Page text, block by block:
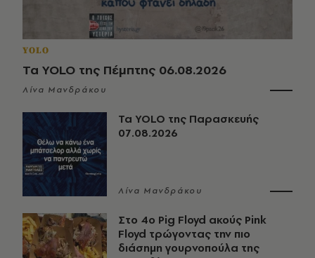
YOLO
Τα YOLO της Πέμπτης 06.08.2026
Λίνα Μανδράκου
Τα YOLO της Παρασκευής
07.08.2026
Λίνα Μανδράκου
Στο 4ο Pig Floyd ακούς Pink
Floyd τρώγοντας την πιο
διάσημη γουρνοπούλα της